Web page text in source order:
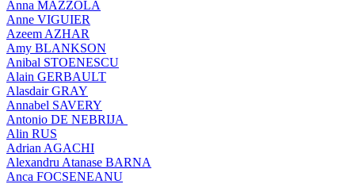
Anna MAZZOLA
Anne VIGUIER
Azeem AZHAR
Amy BLANKSON
Anibal STOENESCU
Alain GERBAULT
Alasdair GRAY
Annabel SAVERY
Antonio DE NEBRIJA
Alin RUS
Adrian AGACHI
Alexandru Atanase BARNA
Anca FOCSENEANU